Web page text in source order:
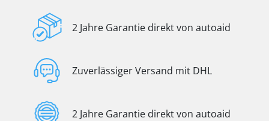
2 Jahre Garantie direkt von autoaid
Zuverlässiger Versand mit DHL
2 Jahre Garantie direkt von autoaid